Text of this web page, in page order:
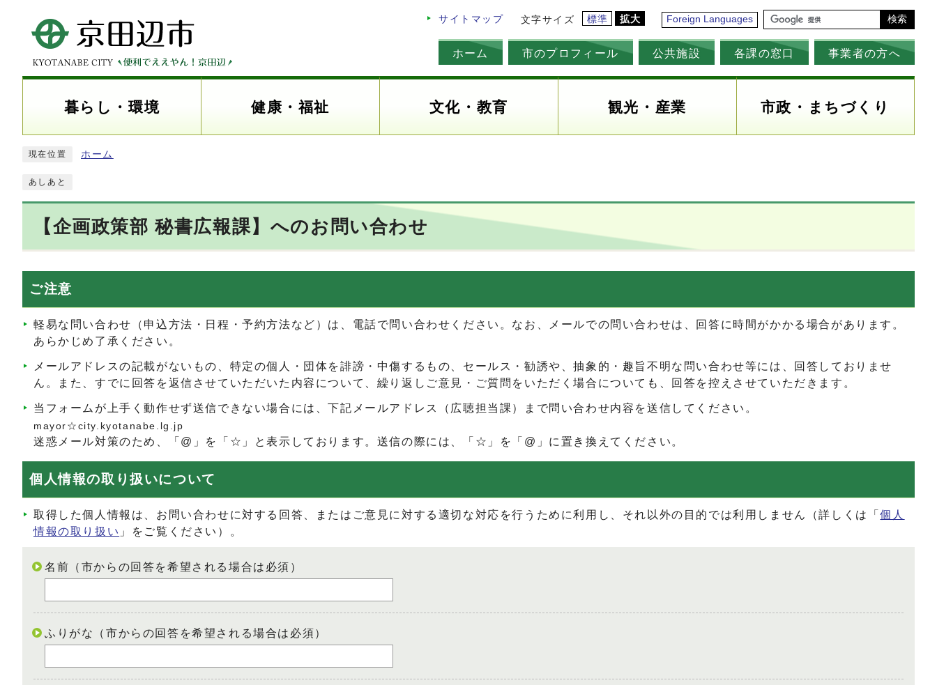
サイトマップ 文字サイズ 標準 拡大 Foreign Languages 検索
ホーム 市のプロフィール 公共施設 各課の窓口 事業者の方へ
暮らし・環境 健康・福祉 文化・教育 観光・産業 市政・まちづくり
現在位置 ホーム
あしあと
【企画政策部 秘書広報課】へのお問い合わせ
ご注意
軽易な問い合わせ（申込方法・日程・予約方法など）は、電話で問い合わせください。なお、メールでの問い合わせは、回答に時間がかかる場合があります。
あらかじめ了承ください。
メールアドレスの記載がないもの、特定の個人・団体を誹謗・中傷するもの、セールス・勧誘や、抽象的・趣旨不明な問い合わせ等には、回答しておりませ
ん。また、すでに回答を返信させていただいた内容について、繰り返しご意見・ご質問をいただく場合についても、回答を控えさせていただきます。
当フォームが上手く動作せず送信できない場合には、下記メールアドレス（広聴担当課）まで問い合わせ内容を送信してください。
mayor☆city.kyotanabe.lg.jp
迷惑メール対策のため、「@」を「☆」と表示しております。送信の際には、「☆」を「@」に置き換えてください。
個人情報の取り扱いについて
取得した個人情報は、お問い合わせに対する回答、またはご意見に対する適切な対応を行うために利用し、それ以外の目的では利用しません（詳しくは「個人
情報の取り扱い 」をご覧ください）。
名前（市からの回答を希望される場合は必須）
ふりがな（市からの回答を希望される場合は必須）